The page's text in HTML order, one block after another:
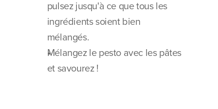
pulsez jusqu'à ce que tous les
ingrédients soient bien
mélangés.
Mélangez le pesto avec les pâtes
et savourez !